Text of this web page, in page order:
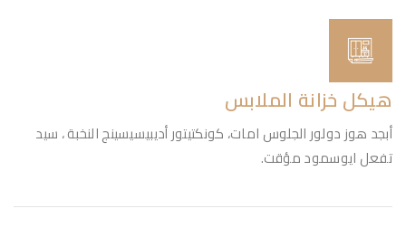
هيكل خزانة الملابس
أبجد هوز دولور الجلوس امات، كونكتيتور أديبيسيسينج النخبة ، سيد
تفعل ايوسمود مؤقت.